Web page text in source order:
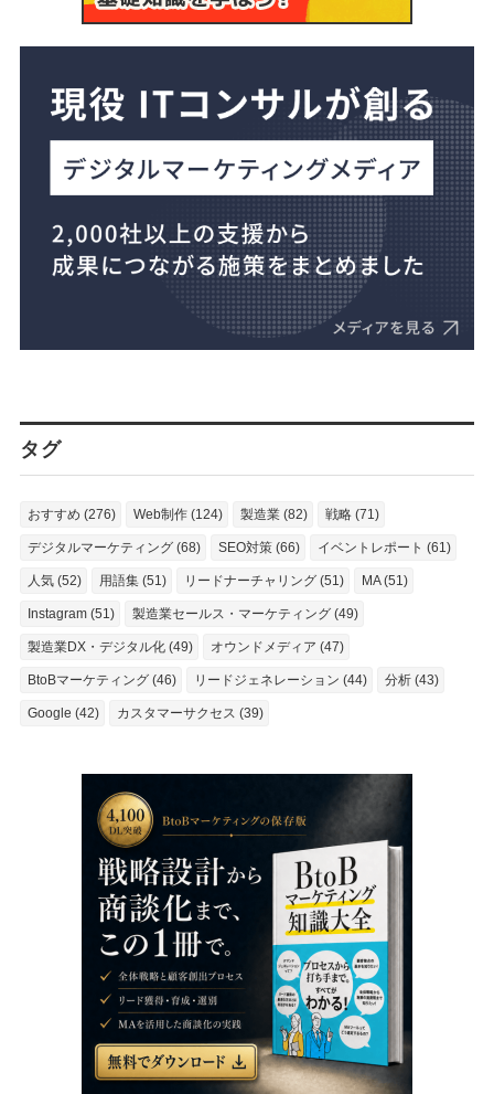
タグ
おすすめ (276) Web制作 (124) 製造業 (82) 戦略 (71)
デジタルマーケティング (68) SEO対策 (66) イベントレポート (61)
人気 (52) 用語集 (51) リードナーチャリング (51) MA (51)
Instagram (51) 製造業セールス・マーケティング (49)
製造業DX・デジタル化 (49) オウンドメディア (47)
BtoBマーケティング (46) リードジェネレーション (44) 分析 (43)
Google (42) カスタマーサクセス (39)